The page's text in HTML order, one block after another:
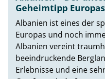
Geheimtipp Europas
Albanien ist eines der
Europas und noch
Albanien vereint
beeindruckende
Erlebnisse und eine